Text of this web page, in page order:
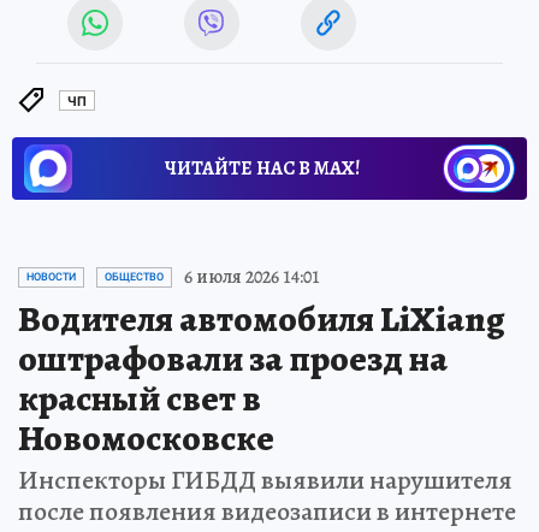
ЧП
ЧИТАЙТЕ НАС В МАХ!
НОВОСТИ ОБЩЕСТВО 6 июля 2026 14:01
Водителя автомобиля LiXiang
оштрафовали за проезд на
красный свет в
Новомосковске
Инспекторы ГИБДД выявили нарушителя
после появления видеозаписи в интернете